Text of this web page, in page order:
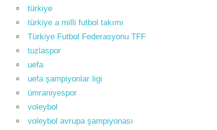
türkiye
türkiye a milli futbol takımı
Türkiye Futbol Federasyonu TFF
tuzlaspor
uefa
uefa şampiyonlar ligi
ümraniyespor
voleybol
voleybol avrupa şampiyonası